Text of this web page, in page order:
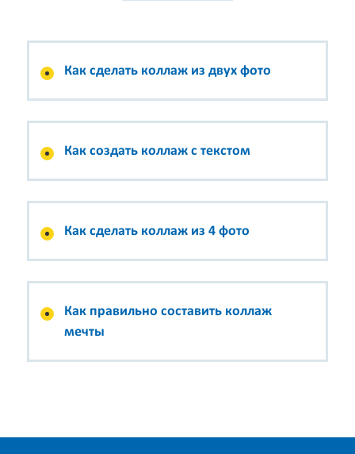
Как сделать коллаж из двух фото
Как создать коллаж с текстом
Как сделать коллаж из 4 фото
Как правильно составить коллаж
мечты